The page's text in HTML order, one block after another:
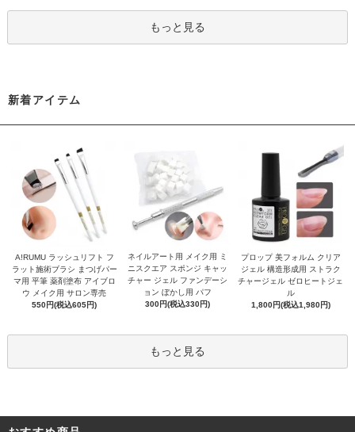
もっと見る
新着アイテム
A!RUMU ラッシュリフト フ
ラット施術ブラシ まつげパー
マ用 平筆 薬剤塗布 アイブロ
ウ メイク用 サロン専売
550円(税込605円)
ネイルアート用 メイク用 ミ
ニスクエア スポンジ キャッ
チャー ジェル ファンデーシ
ョン ぼかし用 パフ
300円(税込330円)
プロップ 美フォルム クリア
ジェル 構造形成用 ストラク
チャージェル ゼロヒートジェ
ル
1,800円(税込1,980円)
もっと見る